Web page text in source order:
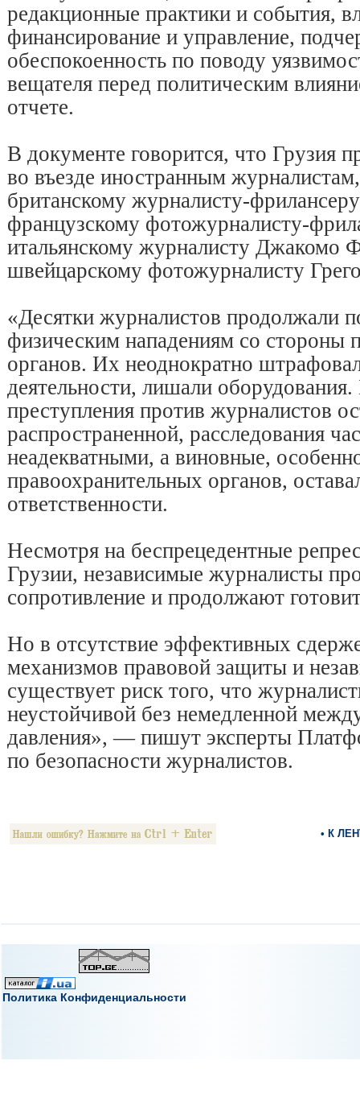
редакционные практики и события,
финансирование и управление,
обеспокоенность по поводу
вещателя перед политическим
отчете.
В документе говорится, что Грузия
во въезде иностранным
британскому журналисту-
французскому фотожурналисту-
итальянскому журналисту Джакомо
швейцарскому фотожурналисту
«Десятки журналистов продолжали
физическим нападениям со стороны
органов. Их неоднократно
деятельности, лишали оборудования.
преступления против журналистов
распространенной, расследования
неадекватными, а виновные,
правоохранительных органов,
ответственности.
Несмотря на беспрецедентные
Грузии, независимые журналисты
сопротивление и продолжают
Но в отсутствие эффективных
механизмов правовой защиты и
существует риск того, что
неустойчивой без немедленной
давления», — пишут эксперты
по безопасности журналистов.
• К
Политика Конфиденциальности